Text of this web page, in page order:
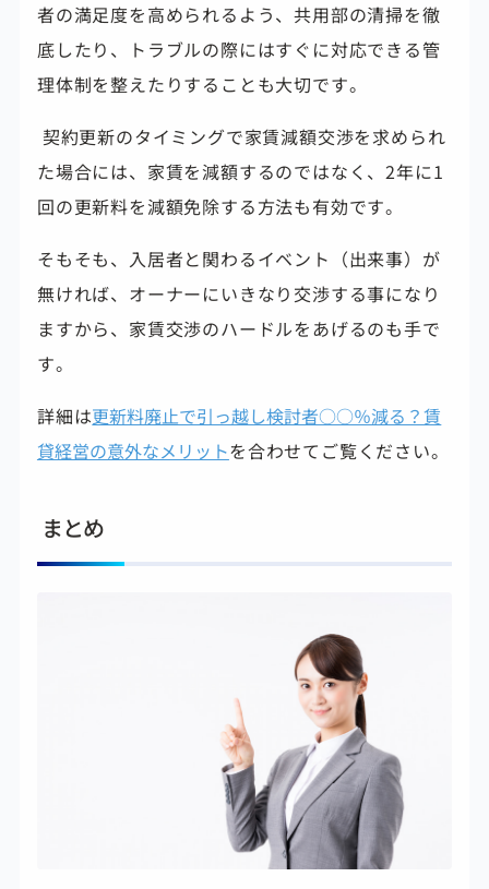
者の満足度を高められるよう、共用部の清掃を徹
底したり、トラブルの際にはすぐに対応できる管
理体制を整えたりすることも大切です。
契約更新のタイミングで家賃減額交渉を求められ
た場合には、家賃を減額するのではなく、2年に1
回の更新料を減額免除する方法も有効です。
そもそも、入居者と関わるイベント（出来事）が
無ければ、オーナーにいきなり交渉する事になり
ますから、家賃交渉のハードルをあげるのも手で
す。
詳細は更新料廃止で引っ越し検討者○○％減る？賃
貸経営の意外なメリットを合わせてご覧ください。
まとめ